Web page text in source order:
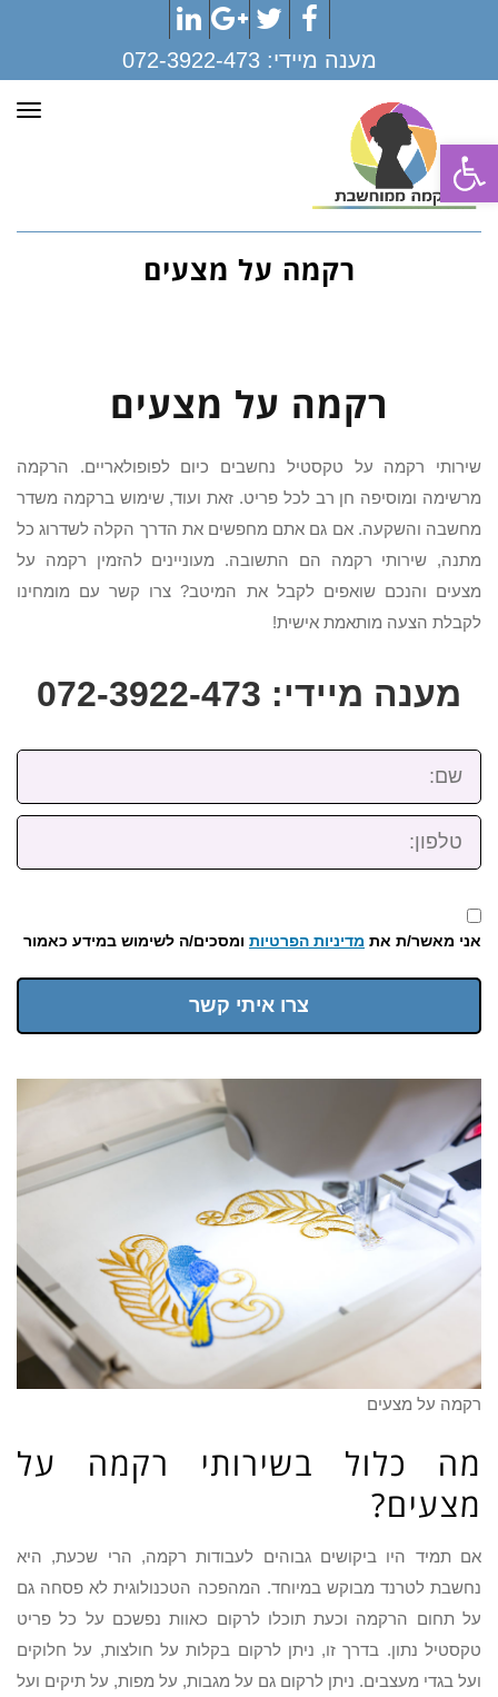
פתח סרגל נגישות
Facebook
Twitter
Google+
LinkedIn
מענה מיידי:072-3922-473
רקמה על מצעים
רקמה על מצעים
שירותי רקמה על טקסטיל נחשבים כיום לפופולאריים. הרקמה
מרשימה ומוסיפה חן רב לכל פריט. זאת ועוד, שימוש ברקמה משדר
מחשבה והשקעה. אם גם אתם מחפשים את הדרך הקלה לשדרוג כל
מתנה, שירותי רקמה הם התשובה. מעוניינים להזמין רקמה על
מצעים והנכם שואפים לקבל את המיטב? צרו קשר עם מומחינו
לקבלת הצעה מותאמת אישית!
מענה מיידי: 072-3922-473
שם:
טלפון:
אני מאשר/ת את מדיניות הפרטיות ומסכים/ה לשימוש במידע כאמור
צרו איתי קשר
רקמה על מצעים
מה כלול בשירותי רקמה על
מצעים?
אם תמיד היו ביקושים גבוהים לעבודות רקמה, הרי שכעת, היא
נחשבת לטרנד מבוקש במיוחד. המהפכה הטכנולוגית לא פסחה גם
על תחום הרקמה וכעת תוכלו לרקום כאוות נפשכם על כל פריט
טקסטיל נתון. בדרך זו, ניתן לרקום בקלות על חולצות, על חלוקים
ועל בגדי מעצבים. ניתן לרקום גם על מגבות, על מפות, על תיקים ועל